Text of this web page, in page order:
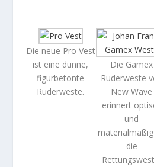
Die neue Pro Vest
ist eine dünne,
figurbetonte
Ruderweste.
Die Gamex
Ruderweste
New Wave
erinnert
und
die